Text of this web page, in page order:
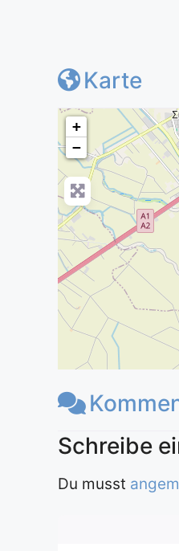
Karte
+
−
Du musst